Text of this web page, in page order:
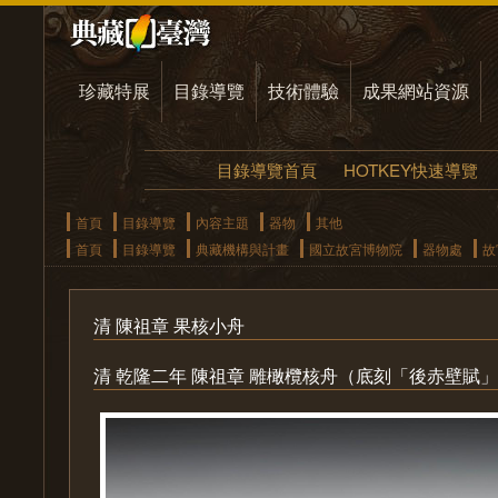
珍藏特展 目錄導覽 技術體驗 成果網站資源
目錄導覽首頁 HOTKEY快速導覽
首頁 目錄導覽 內容主題 器物
其他
首頁
目錄導覽 典藏機構與計畫 國立故宮博物院 器物處
清 陳祖章 果核小舟
清 乾隆二年 陳祖章 雕橄欖核舟（底刻「後赤壁賦